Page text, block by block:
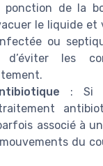
ponction de la
le liquide et
ou
d’éviter les
: Si
associé à
du